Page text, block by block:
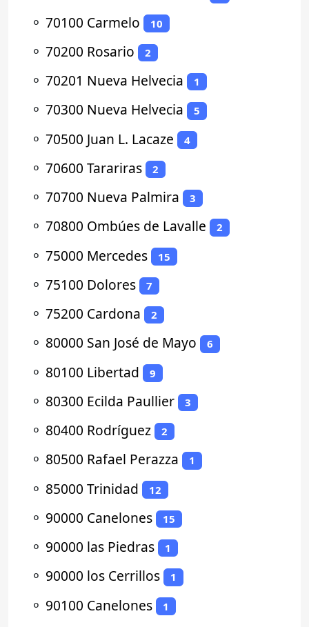
⚬ 70100 Carmelo 10
⚬ 70200 Rosario 2
⚬ 70201 Nueva Helvecia 1
⚬ 70300 Nueva Helvecia 5
⚬ 70500 Juan L. Lacaze 4
⚬ 70600 Tarariras 2
⚬ 70700 Nueva Palmira 3
⚬ 70800 Ombúes de Lavalle 2
⚬ 75000 Mercedes 15
⚬ 75100 Dolores 7
⚬ 75200 Cardona 2
⚬ 80000 San José de Mayo 6
⚬ 80100 Libertad 9
⚬ 80300 Ecilda Paullier 3
⚬ 80400 Rodríguez 2
⚬ 80500 Rafael Perazza 1
⚬ 85000 Trinidad 12
⚬ 90000 Canelones 15
⚬ 90000 las Piedras 1
⚬ 90000 los Cerrillos 1
⚬ 90100 Canelones 1